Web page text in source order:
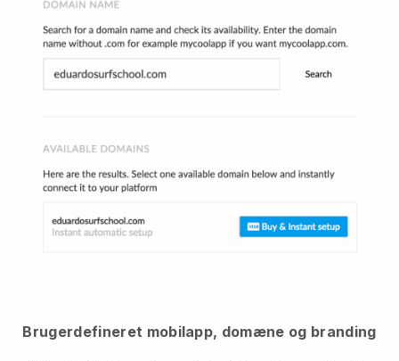
Brugerdefineret mobilapp, domæne og branding